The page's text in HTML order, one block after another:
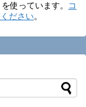
使っています。
コ
ださい。